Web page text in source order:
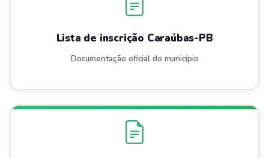
Lista de inscrição Caraúbas-PB
Documentação oficial do município